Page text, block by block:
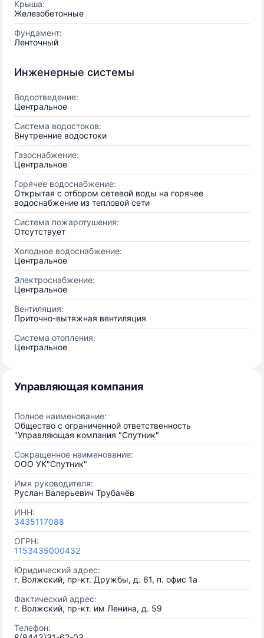
Крыша:
Железобетонные
Фундамент:
Ленточный
Инженерные системы
Водоотведение:
Центральное
Система водостоков:
Внутренние водостоки
Газоснабжение:
Центральное
Горячее водоснабжение:
Открытая с отбором сетевой воды на горячее
водоснабжение из тепловой сети
Система пожаротушения:
Отсутствует
Холодное водоснабжение:
Центральное
Электроснабжение:
Центральное
Вентиляция:
Приточно-вытяжная вентиляция
Система отопления:
Центральное
Управляющая компания
Полное наименование:
Общество с ограниченной ответственность
"Управляющая компания "Спутник"
Сокращенное наименование:
ООО УК"Спутник"
Имя руководителя:
Руслан Валерьевич Трубачёв
ИНН:
3435117088
ОГРН:
1153435000432
Юридический адрес:
г. Волжский, пр-кт. Дружбы, д. 61, п. офис 1а
Фактический адрес:
г. Волжский, пр-кт. им Ленина, д. 59
Телефон: